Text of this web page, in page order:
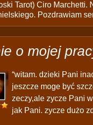
Tarot) Ciro Marchetti.
Pozdrawiam
o mojej
“witam. dzieki Pani
jeszcze moge być
zeczy,ale zycze Pani
jak Pani. zycze dużo